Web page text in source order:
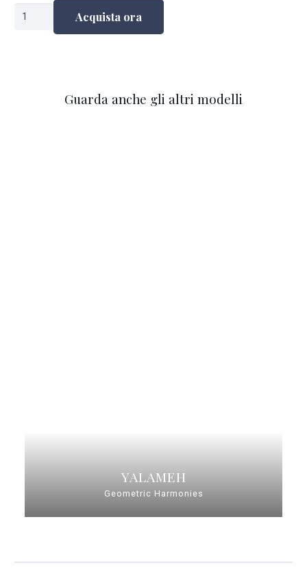
quantità
Acquista ora
Guarda anche gli altri modelli
YALAMEH
Geometric Harmonies